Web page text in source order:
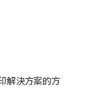
解決方案的方